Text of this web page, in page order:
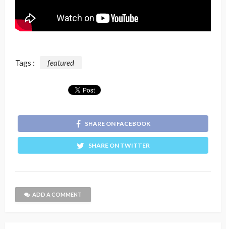
Tags : featured
SHARE ON FACEBOOK
SHARE ON TWITTER
ADD A COMMENT